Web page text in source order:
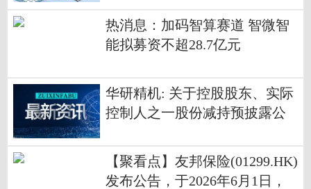
热消息：加码智算赛道 智微智
能拟募资不超28.7亿元
华研精机: 关于控股股东、实际
控制人之一股份减持预披露公
【聚看点】友邦保险(01299.HK)
发布公告，于2026年6月1日，